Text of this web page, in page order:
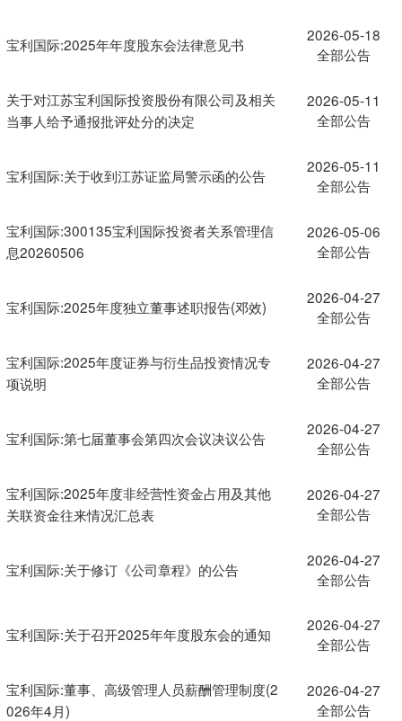
宝利国际:2025年年度股东会法律意见书
2026-05-18
全部公告
关于对江苏宝利国际投资股份有限公司及相关
当事人给予通报批评处分的决定
2026-05-11
全部公告
宝利国际:关于收到江苏证监局警示函的公告
2026-05-11
全部公告
宝利国际:300135宝利国际投资者关系管理信
息20260506
2026-05-06
全部公告
宝利国际:2025年度独立董事述职报告(邓效)
2026-04-27
全部公告
宝利国际:2025年度证券与衍生品投资情况专
项说明
2026-04-27
全部公告
宝利国际:第七届董事会第四次会议决议公告
2026-04-27
全部公告
宝利国际:2025年度非经营性资金占用及其他
关联资金往来情况汇总表
2026-04-27
全部公告
宝利国际:关于修订《公司章程》的公告
2026-04-27
全部公告
宝利国际:关于召开2025年年度股东会的通知
2026-04-27
全部公告
宝利国际:董事、高级管理人员薪酬管理制度(2
026年4月)
2026-04-27
全部公告